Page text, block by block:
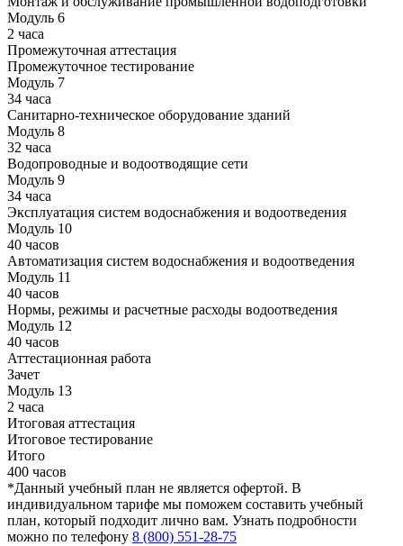
Модуль 6
2 часа
Промежуточная аттестация
Промежуточное тестирование
Модуль 7
34 часа
Санитарно-техническое оборудование зданий
Модуль 8
32 часа
Водопроводные и водоотводящие сети
Модуль 9
34 часа
Эксплуатация систем водоснабжения и водоотведения
Модуль 10
40 часов
Автоматизация систем водоснабжения и водоотведения
Модуль 11
40 часов
Нормы, режимы и расчетные расходы водоотведения
Модуль 12
40 часов
Аттестационная работа
Зачет
Модуль 13
2 часа
Итоговая аттестация
Итоговое тестирование
Итого
400 часов
*Данный учебный план не является офертой. В
индивидуальном тарифе мы поможем составить учебный
план, который подходит лично вам. Узнать подробности
можно по телефону 8 (800) 551-28-75